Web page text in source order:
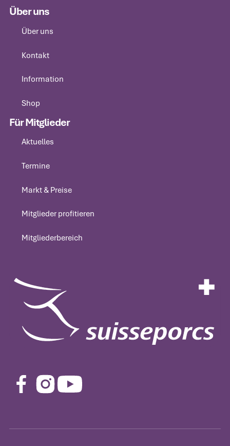
Über uns
Über uns
Kontakt
Information
Shop
Für Mitglieder
Aktuelles
Termine
Markt & Preise
Mitglieder profitieren
Mitgliederbereich